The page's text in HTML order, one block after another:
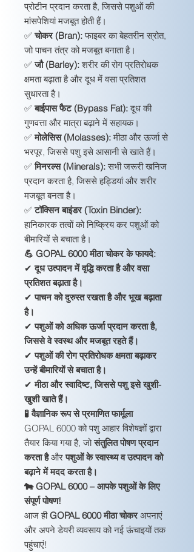
प्रोटीन प्रदान करता है, जिससे पशुओं की
मांसपेशियां मजबूत होती हैं।
✅चोकर (Bran):फाइबर का बेहतरीन स्रोत,
जो पाचन तंत्र को मजबूत बनाता है।
✅जौ (Barley):शरीर की रोग प्रतिरोधक
क्षमता बढ़ाता है और दूध में वसा प्रतिशत
सुधारता है।
✅बाईपास फैट (Bypass Fat):दूध की
गुणवत्ता और मात्रा बढ़ाने में सहायक।
✅मोलेसिस (Molasses):मीठा और ऊर्जा से
भरपूर, जिससे पशु इसे आसानी से खाते हैं।
✅मिनरल्स (Minerals):सभी जरूरी खनिज
प्रदान करता है, जिससे हड्डियां और शरीर
मजबूत बनता है।
✅टॉक्सिन बाइंडर (Toxin Binder):
हानिकारक तत्वों को निष्क्रिय कर पशुओं को
बीमारियों से बचाता है।
💪 GOPAL 6000 मीठा चोकर के फायदे:
✔दूध उत्पादन में वृद्धि करता है और वसा
प्रतिशत बढ़ाता है।
✔पाचन को दुरुस्त रखता है और भूख बढ़ाता
है।
✔पशुओं को अधिक ऊर्जा प्रदान करता है,
जिससे वे स्वस्थ और मजबूत रहते हैं।
✔पशुओं की रोग प्रतिरोधक क्षमता बढ़ाकर
उन्हें बीमारियों से बचाता है।
✔मीठा और स्वादिष्ट, जिससे पशु इसे खुशी-
खुशी खाते हैं।
🧪 वैज्ञानिक रूप से प्रमाणित फार्मूला
GOPAL 6000 को पशु आहार विशेषज्ञों द्वारा
तैयार किया गया है, जोसंतुलित पोषण प्रदान
करता हैऔरपशुओं के स्वास्थ्य व उत्पादन को
बढ़ाने में मदद करता है।
🐄 GOPAL 6000 – आपके पशुओं के लिए
संपूर्ण पोषण!
आज हीGOPAL 6000 मीठा चोकरअपनाएं
और अपने डेयरी व्यवसाय को नई ऊंचाइयों तक
पहुंचाएं!